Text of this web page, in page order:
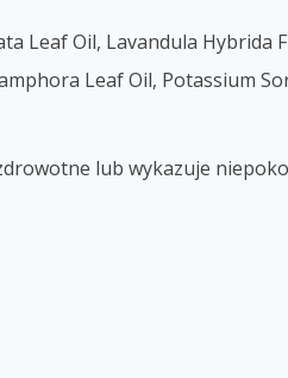
Leaf Oil, Lavandula Hybrida
Leaf Oil, Potassium
lub wykazuje